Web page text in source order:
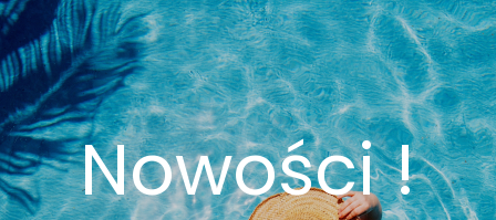
Nowości !